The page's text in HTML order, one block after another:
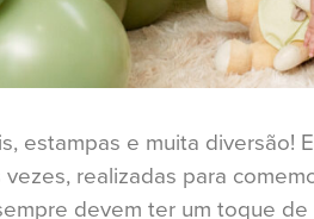
estampas e muita diversão!
vezes, realizadas para
devem ter um toque